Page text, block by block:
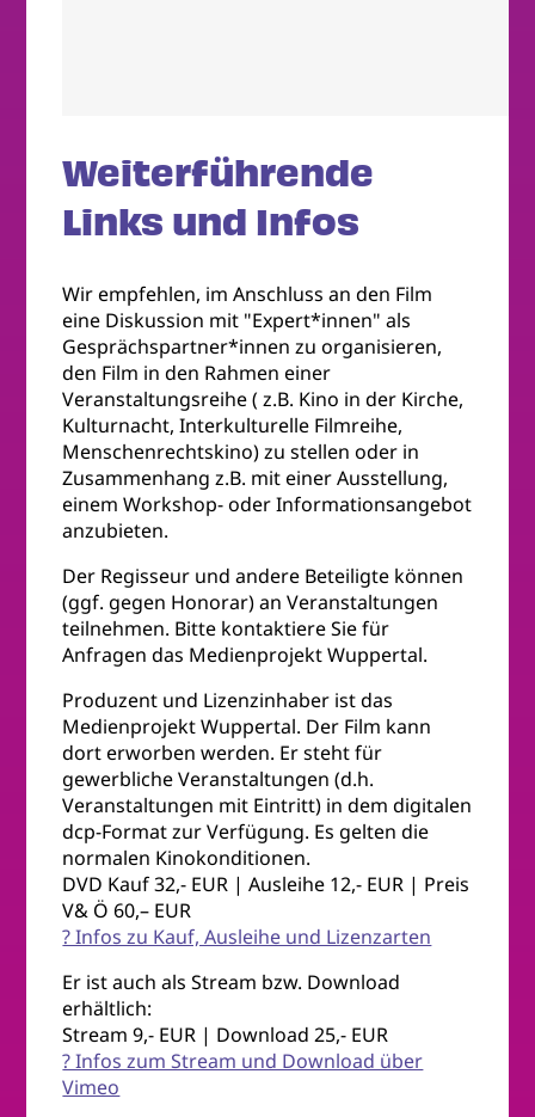
Weiterführende
Links und Infos
Wir empfehlen, im Anschluss an den Film
eine Diskussion mit "Expert*innen" als
Gesprächspartner*innen zu organisieren,
den Film in den Rahmen einer
Veranstaltungsreihe ( z.B. Kino in der Kirche,
Kulturnacht, Interkulturelle Filmreihe,
Menschenrechtskino) zu stellen oder in
Zusammenhang z.B. mit einer Ausstellung,
einem Workshop- oder Informationsangebot
anzubieten.
Der Regisseur und andere Beteiligte können
(ggf. gegen Honorar) an Veranstaltungen
teilnehmen. Bitte kontaktiere Sie für
Anfragen das Medienprojekt Wuppertal.
Produzent und Lizenzinhaber ist das
Medienprojekt Wuppertal. Der Film kann
dort erworben werden. Er steht für
gewerbliche Veranstaltungen (d.h.
Veranstaltungen mit Eintritt) in dem digitalen
dcp-Format zur Verfügung. Es gelten die
normalen Kinokonditionen.
DVD Kauf 32,- EUR | Ausleihe 12,- EUR | Preis
V& Ö 60,– EUR
? Infos zu Kauf, Ausleihe und Lizenzarten
Er ist auch als Stream bzw. Download
erhältlich:
Stream 9,- EUR | Download 25,- EUR
? Infos zum Stream und Download über
Vimeo